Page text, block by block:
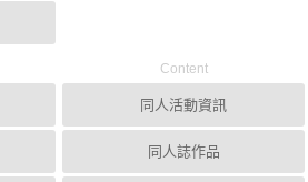
Content
同人活動資訊
同人誌作品